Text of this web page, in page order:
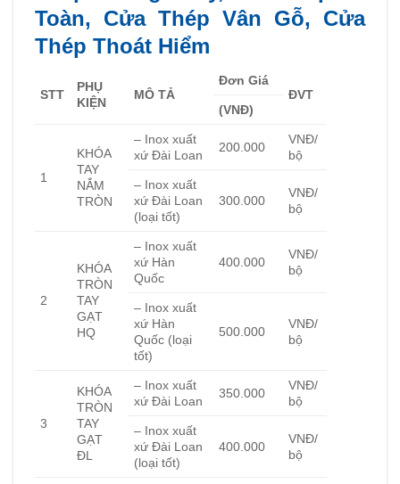
Toàn, Cửa Thép Vân Gỗ, Cửa
Thép Thoát Hiểm
STT
PHỤ
KIỆN
MÔ TẢ
Đơn Giá
ĐVT
(VNĐ)
1
KHÓA
TAY
NẮM
TRÒN
– Inox xuất
xứ Đài Loan
200.000
VNĐ/
bộ
– Inox xuất
xứ Đài Loan
(loại tốt)
300.000
VNĐ/
bộ
2
KHÓA
TRÒN
TAY
GẠT
HQ
– Inox xuất
xứ Hàn
Quốc
400.000
VNĐ/
bộ
– Inox xuất
xứ Hàn
Quốc (loại
tốt)
500.000
VNĐ/
bộ
3
KHÓA
TRÒN
TAY
GẠT
ĐL
– Inox xuất
xứ Đài Loan
350.000
VNĐ/
bộ
– Inox xuất
xứ Đài Loan
(loại tốt)
400.000
VNĐ/
bộ